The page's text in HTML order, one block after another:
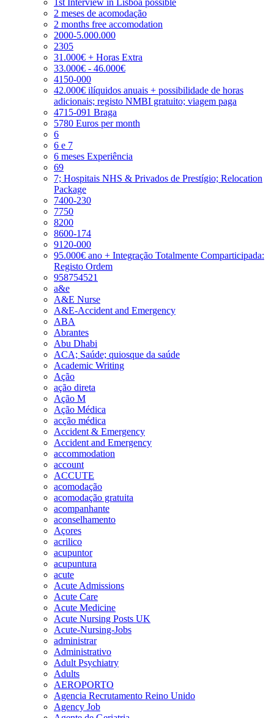
2 meses de acomodação
2 months free accomodation
2000-5.000.000
2305
31.000€ + Horas Extra
33.000€ - 46.000€
4150-000
42.000€ ilíquidos anuais + possibilidade de horas
adicionais; registo NMBI gratuito; viagem paga
4715-091 Braga
5780 Euros per month
6
6 e 7
6 meses Experiência
69
7; Hospitais NHS & Privados de Prestígio; Relocation
Package
7400-230
7750
8200
8600-174
9120-000
95.000€ ano + Integração Totalmente Comparticipada:
Registo Ordem
958754521
a&e
A&E Nurse
A&E-Accident and Emergency
ABA
Abrantes
Abu Dhabi
ACA; Saúde; quiosque da saúde
Academic Writing
Ação
ação direta
Ação M
Ação Médica
acção médica
Accident & Emergency
Accident and Emergency
accommodation
account
ACCUTE
acomodação
acomodação gratuita
acompanhante
aconselhamento
Açores
acrilico
acupuntor
acupuntura
acute
Acute Admissions
Acute Care
Acute Medicine
Acute Nursing Posts UK
Acute-Nursing-Jobs
administrar
Administrativo
Adult Psychiatry
Adults
AEROPORTO
Agencia Recrutamento Reino Unido
Agency Job